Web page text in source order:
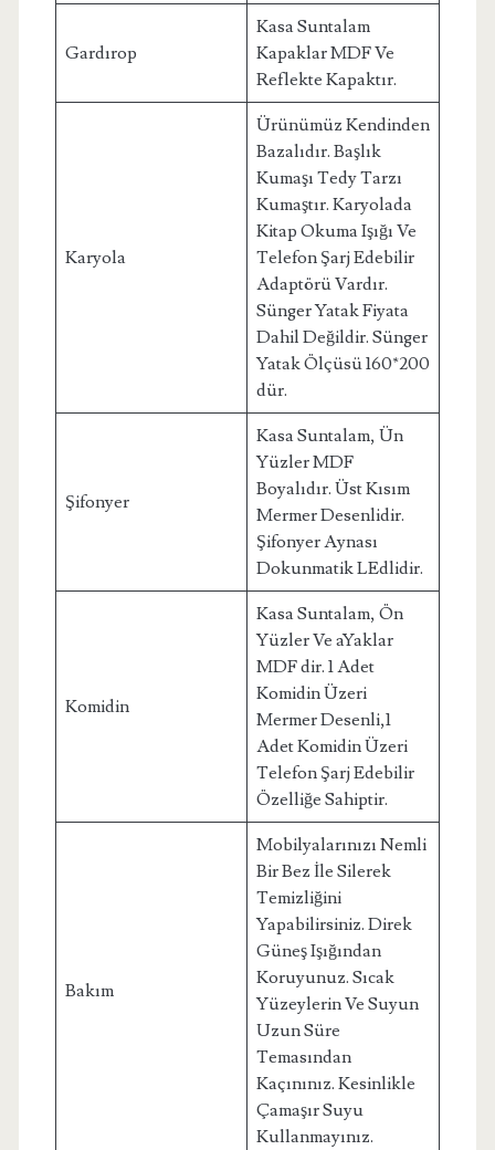
Gardırop
Kasa Suntalam
Kapaklar MDF Ve
Reflekte Kapaktır.
Karyola
Ürünümüz Kendinden
Bazalıdır. Başlık
Kumaşı Tedy Tarzı
Kumaştır. Karyolada
Kitap Okuma Işığı Ve
Telefon Şarj Edebilir
Adaptörü Vardır.
Sünger Yatak Fiyata
Dahil Değildir. Sünger
Yatak Ölçüsü 160*200
dür.
Şifonyer
Kasa Suntalam, Ün
Yüzler MDF
Boyalıdır. Üst Kısım
Mermer Desenlidir.
Şifonyer Aynası
Dokunmatik LEdlidir.
Komidin
Kasa Suntalam, Ön
Yüzler Ve aYaklar
MDF dir. 1 Adet
Komidin Üzeri
Mermer Desenli,1
Adet Komidin Üzeri
Telefon Şarj Edebilir
Özelliğe Sahiptir.
Bakım
Mobilyalarınızı Nemli
Bir Bez İle Silerek
Temizliğini
Yapabilirsiniz. Direk
Güneş Işığından
Koruyunuz. Sıcak
Yüzeylerin Ve Suyun
Uzun Süre
Temasından
Kaçınınız. Kesinlikle
Çamaşır Suyu
Kullanmayınız.